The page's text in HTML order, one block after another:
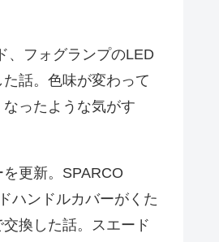
、フォグランプのLED
話。色味が変わって
ったような気がす
更新。SPARCO
ハンドルカバーがくた
換した話。スエード